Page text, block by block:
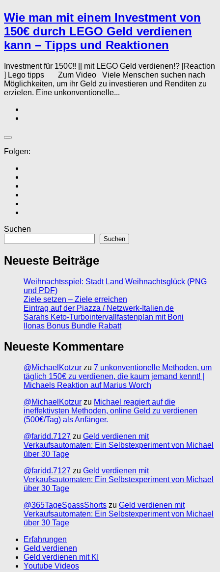
Wie man mit einem Investment von
150€ durch LEGO Geld verdienen
kann – Tipps und Reaktionen
Investment für 150€!! || mit LEGO Geld verdienen!? [Reaction
] Lego tipps Zum Video Viele Menschen suchen nach
Möglichkeiten, um ihr Geld zu investieren und Renditen zu
erzielen. Eine unkonventionelle...
Folgen:
Suchen
Suchen
Neueste Beiträge
Weihnachtsspiel: Stadt Land Weihnachtsglück (PNG
und PDF)
Ziele setzen – Ziele erreichen
Eintrag auf der Piazza / Netzwerk-Italien.de
Sarahs Keto-Turbointervallfastenplan mit Boni
Ilonas Bonus Bundle Rabatt
Neueste Kommentare
@MichaelKotzur zu 7 unkonventionelle Methoden, um
täglich 150€ zu verdienen, die kaum jemand kennt! |
Michaels Reaktion auf Marius Worch
@MichaelKotzur zu Michael reagiert auf die
ineffektivsten Methoden, online Geld zu verdienen
(500€/Tag) als Anfänger.
@faridd.7127 zu Geld verdienen mit
Verkaufsautomaten: Ein Selbstexperiment von Michael
über 30 Tage
@faridd.7127 zu Geld verdienen mit
Verkaufsautomaten: Ein Selbstexperiment von Michael
über 30 Tage
@365TageSpassShorts zu Geld verdienen mit
Verkaufsautomaten: Ein Selbstexperiment von Michael
über 30 Tage
Erfahrungen
Geld verdienen
Geld verdienen mit KI
Youtube Videos